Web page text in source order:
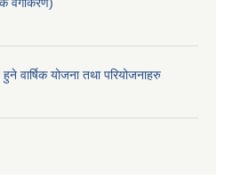
योजना तथा परियोजनाहरु